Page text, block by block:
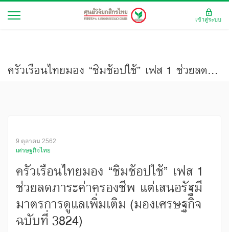
ครัวเรือนไทยมอง “ชิมช้อปใช้” เฟส 1 ช่วยลดภาระค่าครองชีพ แต่เสนอรัฐมีมาตรการดูแลเพิ่มเติม (มองเศรษฐกิจ ฉบับที่ 3824)
9 ตุลาคม 2562
เศรษฐกิจไทย
ครัวเรือนไทยมอง “ชิมช้อปใช้” เฟส 1
ช่วยลดภาระค่าครองชีพ แต่เสนอรัฐมี
มาตรการดูแลเพิ่มเติม (มองเศรษฐกิจ
ฉบับที่ 3824)
เข้าสู่ระบบ